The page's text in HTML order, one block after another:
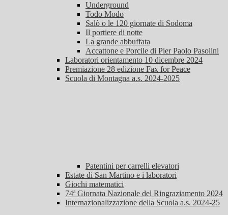
Underground
Todo Modo
Salò o le 120 giornate di Sodoma
Il portiere di notte
La grande abbuffata
Accattone e Porcile di Pier Paolo Pasolini
Laboratori orientamento 10 dicembre 2024
Premiazione 28 edizione Fax for Peace
Scuola di Montagna a.s. 2024-2025
Patentini per carrelli elevatori
Estate di San Martino e i laboratori
Giochi matematici
74ª Giornata Nazionale del Ringraziamento 2024
Internazionalizzazione della Scuola a.s. 2024-25